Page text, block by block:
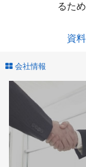
るた
資
会社情報